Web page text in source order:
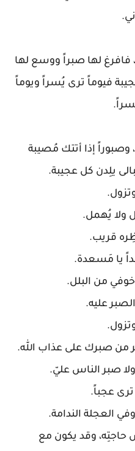
فافرغ لها صبراً ووسع لها
فيوماً ترى يُسراً ويوماً
وصبوراً إذا أتتك مُصيبة
يلِدن كل عجيبة.
ولا يُهمل.
قريب.
يا مَسعدة.
خوفي من البلل.
عليه.
من صبرك على عذاب الله.
صبر الناس عليّ.
عجباً.
العجلة الندامة.
حاجتِه، وقد يكون مع